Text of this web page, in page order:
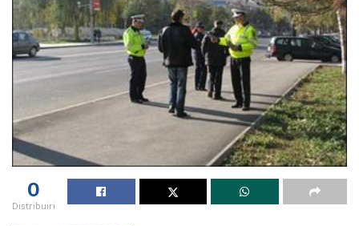
0
Distribuiri